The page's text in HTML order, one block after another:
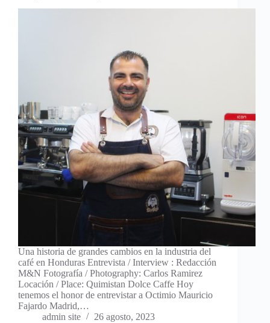
Una historia de grandes cambios en la industria del
café en Honduras Entrevista / Interview : Redacción
M&N Fotografía / Photography: Carlos Ramirez
Locación / Place: Quimistan Dolce Caffe Hoy
tenemos el honor de entrevistar a Octimio Mauricio
Fajardo Madrid,…
admin site
26 agosto, 2023